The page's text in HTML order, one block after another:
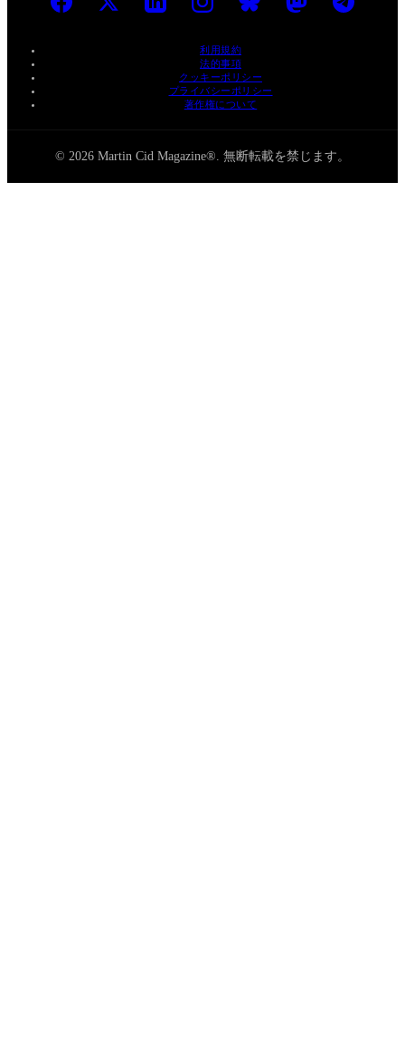
利用規約
法的事項
クッキーポリシー
プライバシーポリシー
著作権について
© 2026 Martin Cid Magazine®. 無断転載を禁じます。